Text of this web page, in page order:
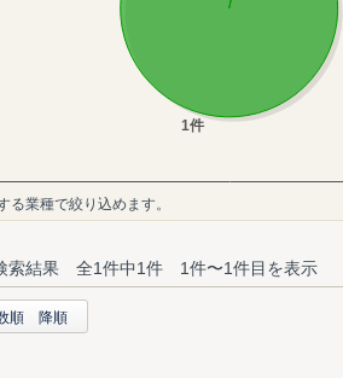
業種で絞り込めます。
索結果 全1件中1件 1件〜1件目を表示
順 降順